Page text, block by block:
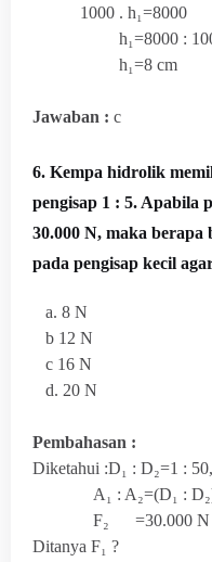
1000 . h₁=8000
h₁=8000 :
h₁=8 cm
Jawaban : c
6. Kempa hidrolik
pengisap 1 : 5. Apabila
30.000 N, maka berapa
pada pengisap kecil
a. 8 N
b 12 N
c 16 N
d. 20 N
Pembahasan :
Diketahui :D₁ : D₂=1 :
A₁ : A₂=(D₁ :
F₂ =30.000 N
Ditanya F₁ ?